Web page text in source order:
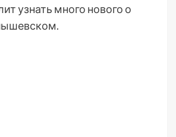
узнать много нового о